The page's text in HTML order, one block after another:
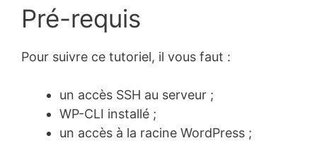
Pré-requis
Pour suivre ce tutoriel, il vous faut :
un accès SSH au serveur ;
WP-CLI installé ;
un accès à la racine WordPress ;